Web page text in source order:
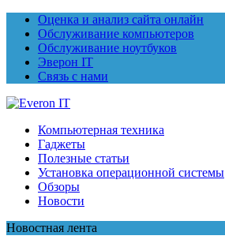
Оценка и анализ сайта онлайн
Обслуживание компьютеров
Обслуживание ноутбуков
Эверон IT
Связь с нами
Компьютерная техника
Гаджеты
Полезные статьи
Установка операционной системы
Обзоры
Новости
Новостная лента